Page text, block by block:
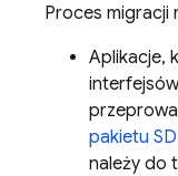
Proces migracji
Aplikacje,
pakietu
należy do